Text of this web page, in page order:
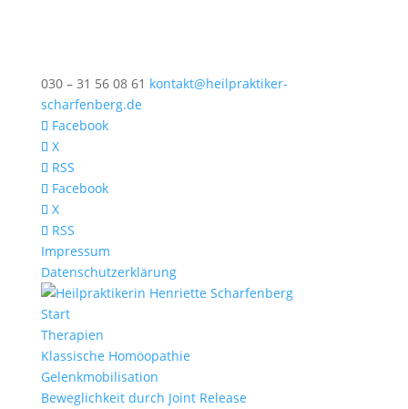
030 – 31 56 08 61 kontakt@heilpraktiker-
scharfenberg.de
Facebook
X
RSS
Facebook
X
RSS
Impressum
Datenschutzerklärung
Start
Therapien
Klassische Homöopathie
Gelenkmobilisation
Beweglichkeit durch Joint Release